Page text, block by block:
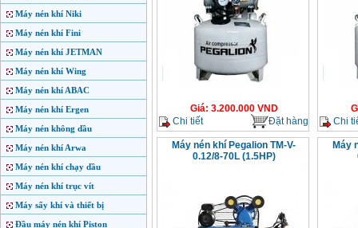
Máy nén khí Niki
Máy nén khí Fini
Máy nén khí JETMAN
Máy nén khí Wing
Máy nén khí ABAC
Máy nén khí Ergen
Máy nén không dầu
Máy nén khí Arwa
Máy nén khí chạy dầu
Máy nén khí trục vít
Máy sấy khí và thiết bị
Đầu máy nén khí Piston
Giá: 3.200.000VND
Chi tiết
Đặt hàng
Chi
Máy nén khí Pegalion TM-V-
0.12/8-70L (1.5HP)
Máy